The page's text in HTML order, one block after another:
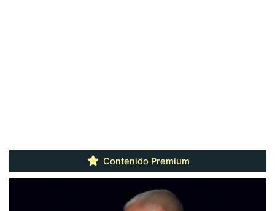
Contenido Premium